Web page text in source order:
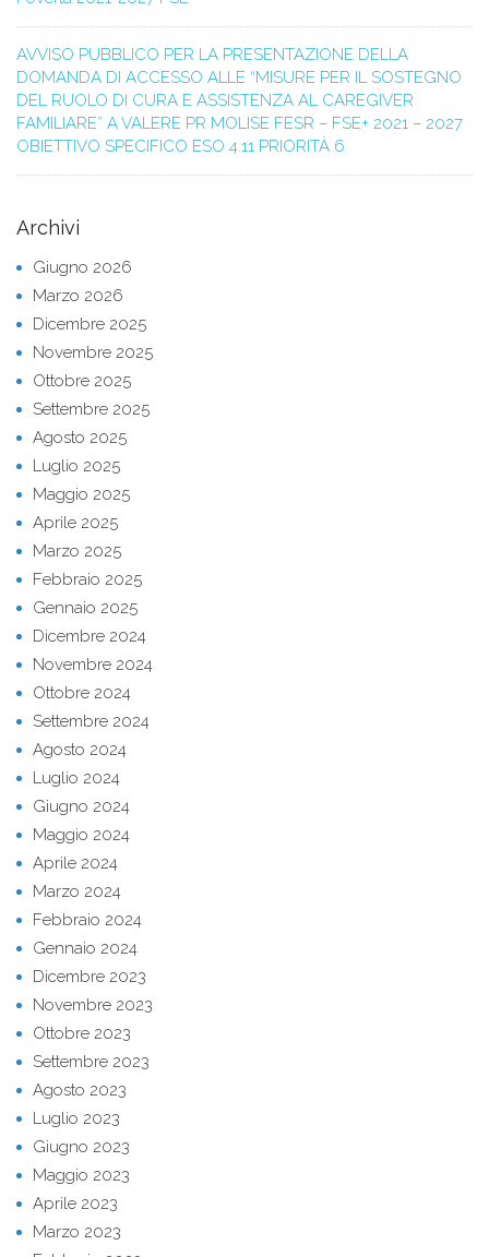
AVVISO PUBBLICO PER LA PRESENTAZIONE DELLA
DOMANDA DI ACCESSO ALLE “MISURE PER IL SOSTEGNO
DEL RUOLO DI CURA E ASSISTENZA AL CAREGIVER
FAMILIARE” A VALERE PR MOLISE FESR – FSE+ 2021 – 2027
OBIETTIVO SPECIFICO ESO 4.11 PRIORITÀ 6
Archivi
Giugno 2026
Marzo 2026
Dicembre 2025
Novembre 2025
Ottobre 2025
Settembre 2025
Agosto 2025
Luglio 2025
Maggio 2025
Aprile 2025
Marzo 2025
Febbraio 2025
Gennaio 2025
Dicembre 2024
Novembre 2024
Ottobre 2024
Settembre 2024
Agosto 2024
Luglio 2024
Giugno 2024
Maggio 2024
Aprile 2024
Marzo 2024
Febbraio 2024
Gennaio 2024
Dicembre 2023
Novembre 2023
Ottobre 2023
Settembre 2023
Agosto 2023
Luglio 2023
Giugno 2023
Maggio 2023
Aprile 2023
Marzo 2023